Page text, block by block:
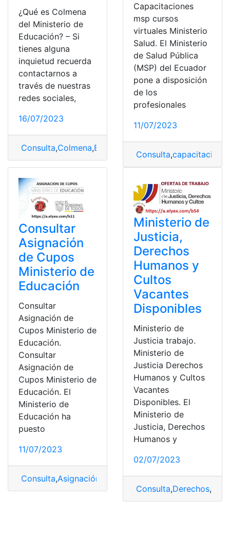
¿Qué es Colmena
del Ministerio de
Educación? – Si
tienes alguna
inquietud recuerda
contactarnos a
través de nuestras
redes sociales,
16/07/2023
Consulta,Colmena,Educación
Capacitaciones
msp cursos
virtuales Ministerio
Salud. El Ministerio
de Salud Pública
(MSP) del Ecuador
pone a disposición
de los
profesionales
11/07/2023
Consulta,
Consultar
Asignación
de Cupos
Ministerio de
Educación
Consultar
Asignación de
Cupos Ministerio de
Educación.
Consultar
Asignación de
Cupos Ministerio de
Educación. El
Ministerio de
Educación ha
puesto
11/07/2023
Consulta,Asignación asignacion de cupos,Ministerio
Ministerio de
Justicia,
Derechos
Humanos y
Cultos
Vacantes
Disponibles
Ministerio de
Justicia trabajo.
Ministerio de
Justicia Derechos
Humanos y Cultos
Vacantes
Disponibles. El
Ministerio de
Justicia, Derechos
Humanos y
02/07/2023
Consulta,Derechos,